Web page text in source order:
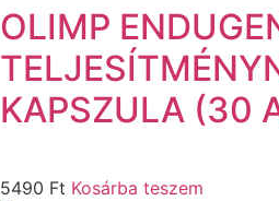
OLIMP
KAPSZULA (30
5490 Ft Kosárba teszem